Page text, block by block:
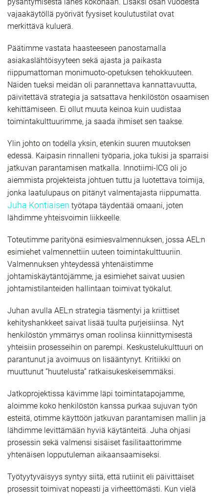
vajaakäytöllä pyörivät fyysiset koulutustilat ovat
merkittävä kuluerä.
Päätimme vastata haasteeseen panostamalla
asiakaslähtöisyyteen sekä ajasta ja paikasta
riippumattoman monimuoto-opetuksen tehokkuuteen.
Näiden tueksi meidän oli parannettava kannattavuutta,
päivitettävä strategia ja satsattava henkilöstön osaamisen
kehittämiseen. Ei ollut muuta keinoa kuin uudistaa
toimintakulttuurimme, ja saada ihmiset sen taakse.
Ylin johto on todella yksin, etenkin suuren muutoksen
edessä. Kaipasin rinnalleni työparia, joka tukisi ja sparraisi
jatkuvan parantamisen matkalla. Innotiimi-ICG oli jo
aiemmista projekteista johtuen tuttu ja luotettava toimija,
jonka laatulupaus on pitänyt valmentajasta riippumatta.
Juha Kontiaisen työtapa täydentää omaani, joten
lähdimme yhteisvoimin liikkeelle.
Toteutimme parityönä esimiesvalmennuksen, jossa AEL:n
esimiehet valmennettiin uuteen toimintakulttuuriin.
Valmennuksen yhteydessä yhtenäistimme
johtamiskäytäntöjämme, ja esimiehet saivat uusien
johtamistilanteiden hallintaan toimivat työkalut.
Juhan avulla AEL:n strategia täsmentyi ja kriittiset
kehityshankkeet saivat lisää tuulta purjeisiinsa. Nyt
henkilöstön ymmärrys oman roolinsa kiinnittymisestä
yhteisiin prosesseihin on parempi. Keskustelukulttuuri on
parantunut ja avoimuus on lisääntynyt. Kritiikki on
muuttunut ”huutelusta” ratkaisukeskeisemmäksi.
Jatkoprojektissa kävimme läpi toimintatapojamme,
aloimme koko henkilöstön kanssa purkaa sujuvan työn
esteitä, otimme käyttöön jatkuvan parantamisen mallin ja
lähdimme levittämään hyviä käytänteitä. Juha ohjasi
prosessin sekä valmensi sisäiset fasilitaattorimme
yhtenäisen lopputuleman aikaansaamiseksi.
Työtyytyväisyys syntyy siitä, että rutiinit eli päivittäiset
prosessit toimivat nopeasti ja virheettömästi. Kun vielä